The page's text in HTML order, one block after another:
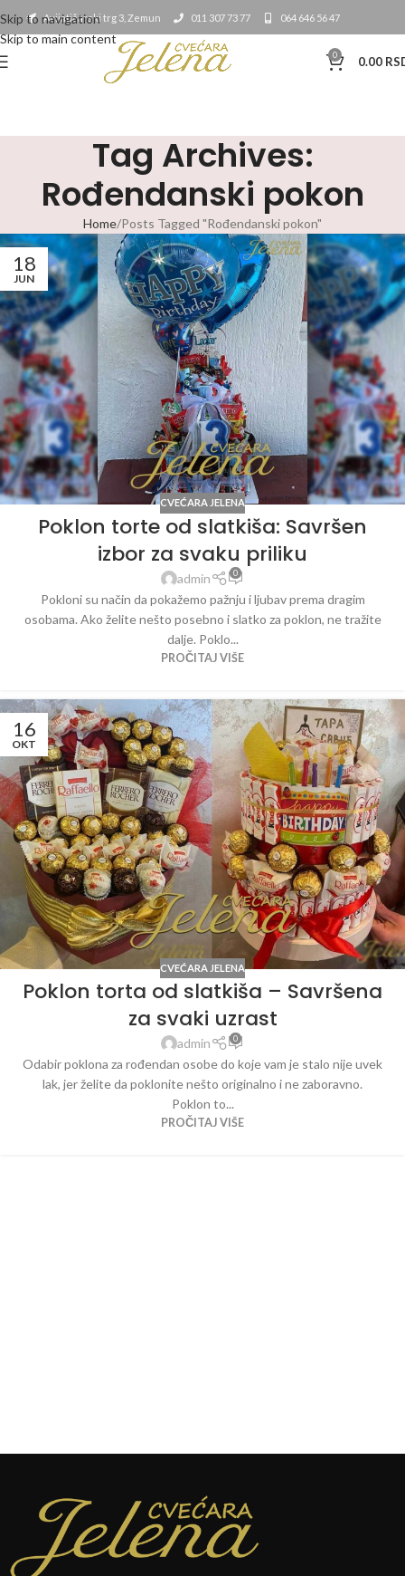
Skip to navigation
Skip to main content
Avijatičarski trg 3, Zemun 011 307 73 77 064 646 56 47
0 0.00
Tag Archives:
Rođendanski pokon
Home Posts Tagged "Rođendanski pokon"
18
JUN
CVEĆARA JELENA
Poklon torte od slatkiša: Savršen
izbor za svaku priliku
admin 0
Pokloni su način da pokažemo pažnju i ljubav prema dragim
osobama. Ako želite nešto posebno i slatko za poklon, ne tražite
dalje. Poklo...
PROČITAJ VIŠE
16
OKT
CVEĆARA JELENA
Poklon torta od slatkiša – Savršena
za svaki uzrast
admin 0
Odabir poklona za rođendan osobe do koje vam je stalo nije uvek
lak, jer želite da poklonite nešto originalno i ne zaboravno.
Poklon to...
PROČITAJ VIŠE